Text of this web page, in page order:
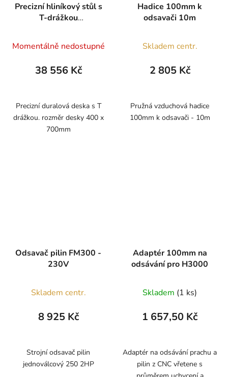
Precizní hliníkový stůl s
T-drážkou
Momentálně nedostupné
38 556 Kč
Precizní duralová deska s T
drážkou. rozměr desky 400 x
700mm
Hadice 100mm k
odsavači 10m
Skladem centr.
2 805 Kč
Pružná vzduchová hadice
100mm k odsavači - 10m
Odsavač pilin FM300 -
230V
Skladem centr.
8 925 Kč
Strojní odsavač pilin
jednoválcový 250 2HP
Adaptér 100mm na
odsávání pro H3000
Skladem (1 ks)
1 657,50 Kč
Adaptér na odsávání prachu a
pilin z CNC vřetene s